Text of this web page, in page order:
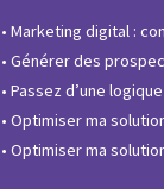
• Marketing digital :
• Générer des
• Passez d’une
• Optimiser ma
• Optimiser ma